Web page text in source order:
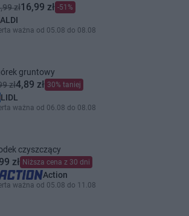
zł16,99 zł -51%
ALDI
ważna od 05.08 do 08.08
gruntowy
zł4,89 zł 30% taniej
LIDL
ważna od 06.08 do 08.08
czyszczący
zł Niższa cena z 30 dni
Action
ważna od 05.08 do 11.08